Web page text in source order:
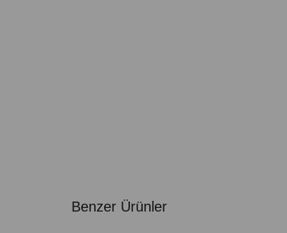
Benzer Ürünler